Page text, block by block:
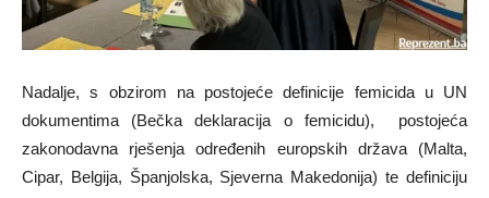
Nadalje, s obzirom na postojeće definicije femicida u UN
dokumentima (Bečka deklaracija o femicidu), postojeća
zakonodavna rješenja određenih europskih država (Malta,
Cipar, Belgija, Španjolska, Sjeverna Makedonija) te definiciju